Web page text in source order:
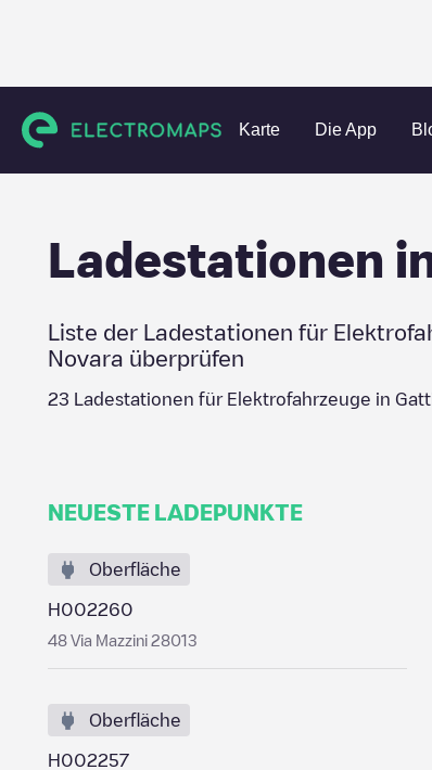
Karte Die App
Charging stations Italien Provincia di Novara
Ladestationen
Liste der Ladestationen für
Novara überprüfen
23 Ladestationen für Elektrofahrzeuge in
NEUESTE LADEPUNKTE
Oberfläche
H002260
48 Via Mazzini 28013
Oberfläche
H002257